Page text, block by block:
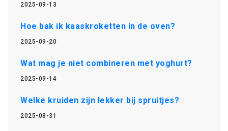
2025-09-13
Hoe bak ik kaaskroketten in de oven?
2025-09-20
Wat mag je niet combineren met yoghurt?
2025-09-14
Welke kruiden zijn lekker bij spruitjes?
2025-08-31